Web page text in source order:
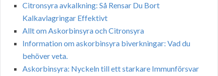
Citronsyra avkalkning: Så Rensar Du Bort
Kalkavlagringar Effektivt
Allt om Askorbinsyra och Citronsyra
Information om askorbinsyra biverkningar: Vad du
behöver veta.
Askorbinsyra: Nyckeln till ett starkare Immunförsvar